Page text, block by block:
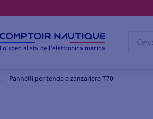
Lo specialista dell'elettronica marina
Pannelli per tende e zanzariere T70